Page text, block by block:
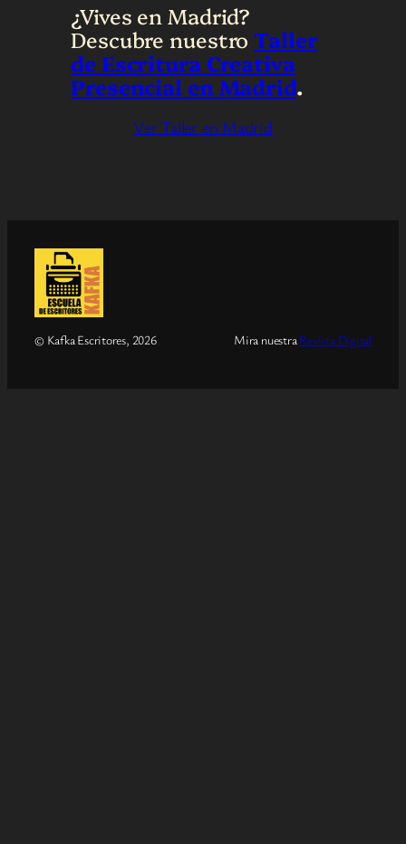
¿Vives en Madrid?
Descubre nuestroTaller
de Escritura Creativa
Presencial en Madrid.
Ver Taller en Madrid
© Kafka Escritores, 2026 Mira nuestraRevista Digital